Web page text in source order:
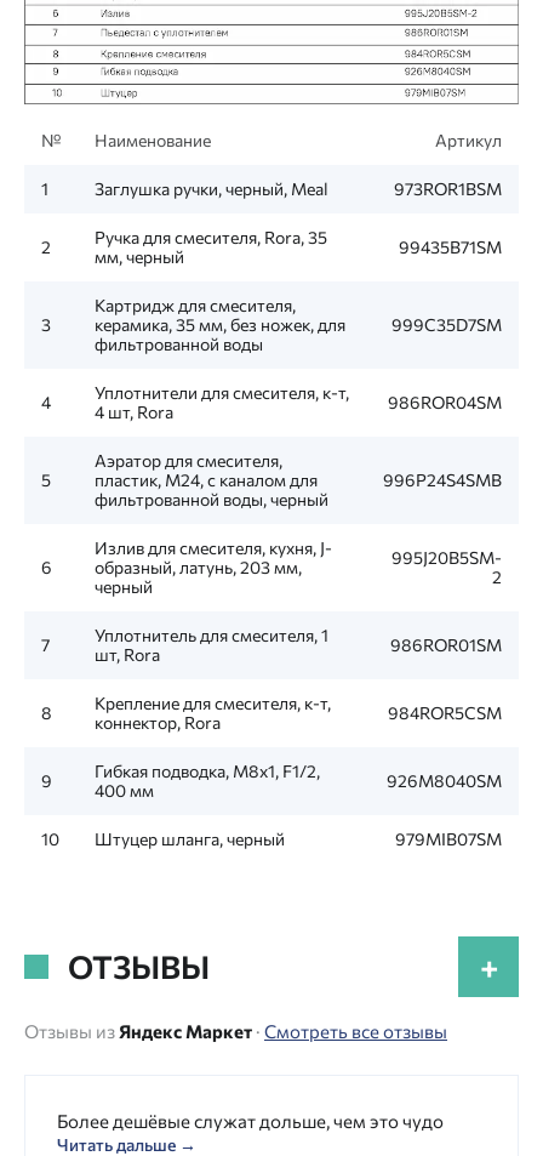
№ Наименование Артикул
1 Заглушка ручки, черный, Meal 973ROR1BSM
2
Ручка для смесителя, Rora, 35
мм, черный
99435B71SM
3
Картридж для смесителя,
керамика, 35 мм, без ножек, для
фильтрованной воды
999C35D7SM
4
Уплотнители для смесителя, к-т,
4 шт, Rora
986ROR04SM
5
Аэратор для смесителя,
пластик, M24, с каналом для
фильтрованной воды, черный
996P24S4SMB
6
Излив для смесителя, кухня, J-
образный, латунь, 203 мм,
черный
995J20B5SM-
2
7
Уплотнитель для смесителя, 1
шт, Rora
986ROR01SM
8
Крепление для смесителя, к-т,
коннектор, Rora
984ROR5CSM
9
Гибкая подводка, M8x1, F1/2,
400 мм
926M8040SM
10 Штуцер шланга, черный 979MIB07SM
ОТЗЫВЫ +
Отзывы из Яндекс Маркет · Смотреть все отзывы
Более дешёвые служат дольше, чем это чудо
Читать дальше →